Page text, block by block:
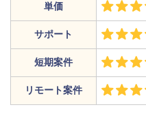
単価
サポート
短期案件
リモート案件